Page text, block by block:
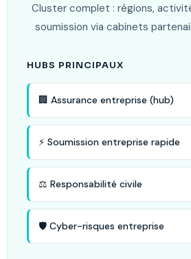
Cluster complet : régions,
soumission via cabinets
HUBS PRINCIPAUX
🏢 Assurance entreprise (hub)
⚡ Soumission entreprise rapide
⚖️ Responsabilité civile
🛡️ Cyber-risques entreprise